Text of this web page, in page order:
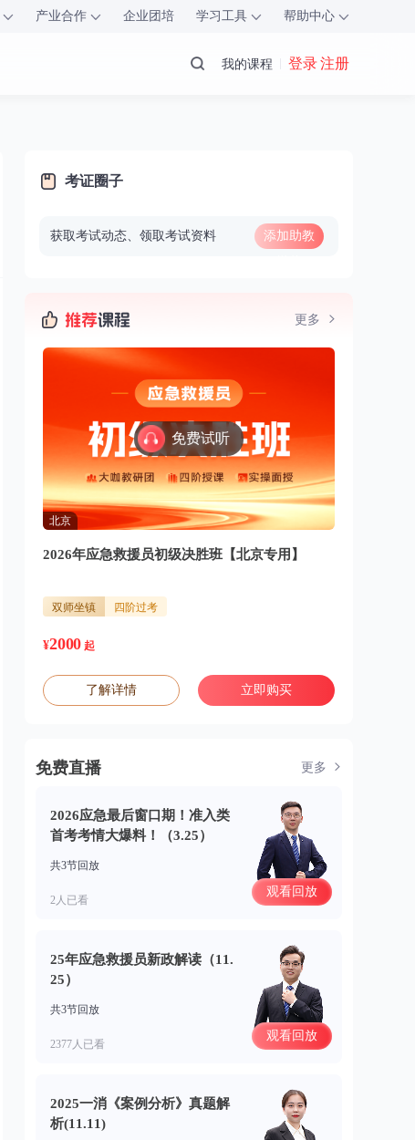
产业合作 企业团培 学习工具 帮助中心
我的课程 登录 注册
考证圈子
获取考试动态、领取考试资料
添加助教
更多
免费试听
北京
2026年应急救援员初级决胜班【北京专用】
双师坐镇 四阶过考
¥2000 起
了解详情 立即购买
免费直播 更多
2026应急最后窗口期！准入类
首考考情大爆料！（3.25）
共3节回放
2人已看
观看回放
25年应急救援员新政解读（11.
25）
共3节回放
2377人已看
观看回放
2025一消《案例分析》真题解
析(11.11)